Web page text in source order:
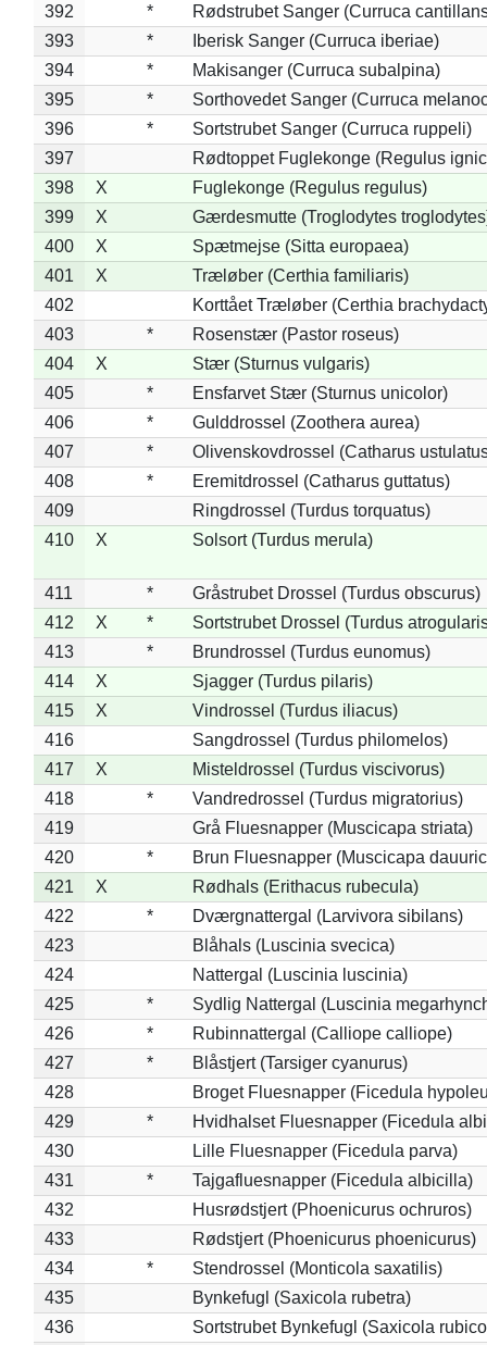
392
*
Rødstrubet Sanger (Curruca
393
*
Iberisk Sanger (Curruca iberiae)
394
*
Makisanger (Curruca subalpina)
395
*
Sorthovedet Sanger (Curruca
396
*
Sortstrubet Sanger (Curruca ruppeli)
397
Rødtoppet Fuglekonge (Regulus
398
X
Fuglekonge (Regulus regulus)
399
X
Gærdesmutte (Troglodytes
400
X
Spætmejse (Sitta europaea)
401
X
Træløber (Certhia familiaris)
402
Korttået Træløber (Certhia
403
*
Rosenstær (Pastor roseus)
404
X
Stær (Sturnus vulgaris)
405
*
Ensfarvet Stær (Sturnus unicolor)
406
*
Gulddrossel (Zoothera aurea)
407
*
Olivenskovdrossel (Catharus
408
*
Eremitdrossel (Catharus guttatus)
409
Ringdrossel (Turdus torquatus)
410
X Solsort (Turdus merula)
411 *
Gråstrubet Drossel (Turdus obscurus)
412
X *
Sortstrubet Drossel (Turdus
413
*
Brundrossel (Turdus eunomus)
414
X
Sjagger (Turdus pilaris)
415
X
Vindrossel (Turdus iliacus)
416
Sangdrossel (Turdus philomelos)
417
X
Misteldrossel (Turdus viscivorus)
418
*
Vandredrossel (Turdus migratorius)
419
Grå Fluesnapper (Muscicapa striata)
420
*
Brun Fluesnapper (Muscicapa
421
X
Rødhals (Erithacus rubecula)
422
*
Dværgnattergal (Larvivora sibilans)
423
Blåhals (Luscinia svecica)
424
Nattergal (Luscinia luscinia)
425
*
Sydlig Nattergal (Luscinia
426
*
Rubinnattergal (Calliope calliope)
427
*
Blåstjert (Tarsiger cyanurus)
428
Broget Fluesnapper (Ficedula
429
*
Hvidhalset Fluesnapper (Ficedula
430
Lille Fluesnapper (Ficedula parva)
431
*
Tajgafluesnapper (Ficedula albicilla)
432
Husrødstjert (Phoenicurus ochruros)
433
Rødstjert (Phoenicurus phoenicurus)
434
*
Stendrossel (Monticola saxatilis)
435
Bynkefugl (Saxicola rubetra)
436
Sortstrubet Bynkefugl (Saxicola